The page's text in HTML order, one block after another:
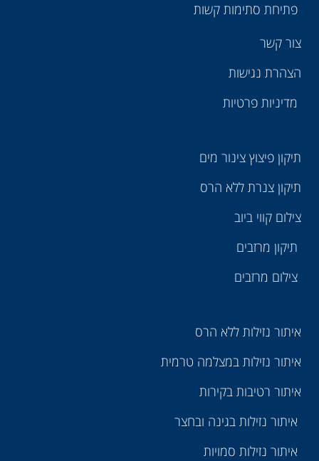
איתור נזילות ללא הרס
איתור נזילות במצלמה טרמית
איתור רטיבות בקירות
איתור נזילות בגינה ובחצר
איתור נזילות סמויות
תיקון פיצוץ צינור מים
תיקון צנרת ללא הרס
צילום קווי ביוב
תיקון מרזבים
צילום מרזבים
פתיחת סתימות קשות
צור קשר
הצהרת נגישות
מדיניות פרטיות